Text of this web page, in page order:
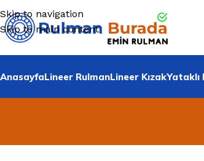
Skip to navigation
Skip to main content
AnasayfaLineer RulmanLineer KızakYataklı